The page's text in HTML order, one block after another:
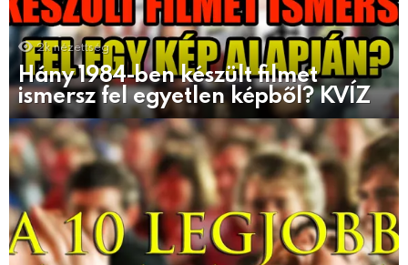
2k nézettség
Hány 1984-ben készült filmet
ismersz fel egyetlen képből? KVÍZ